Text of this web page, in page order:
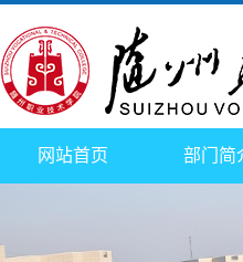
网站首页 部门简